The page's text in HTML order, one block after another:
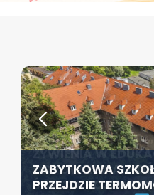
ZABYTKOWA
PRZEJDZIE
KONFERENCJA PT.
ŻYWIENIA W
ŚWIETLE
SZCZECIN
WŁĄCZAJĄCĄ -
SPECJALISTYCZNE
ROZPOCZYNA